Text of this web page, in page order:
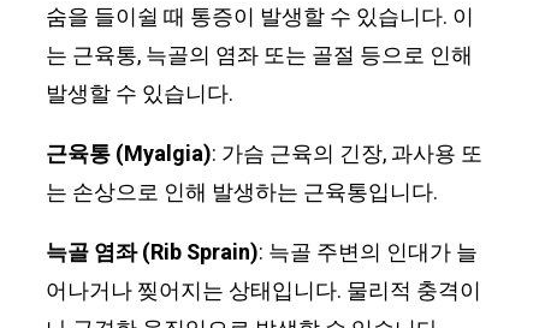
숨을 들이쉴 때 통증이 발생할 수 있습니다. 이
는 근육통, 늑골의 염좌 또는 골절 등으로 인해
발생할 수 있습니다.
근육통 (Myalgia): 가슴 근육의 긴장, 과사용 또
는 손상으로 인해 발생하는 근육통입니다.
늑골 염좌 (Rib Sprain): 늑골 주변의 인대가 늘
어나거나 찢어지는 상태입니다. 물리적 충격이